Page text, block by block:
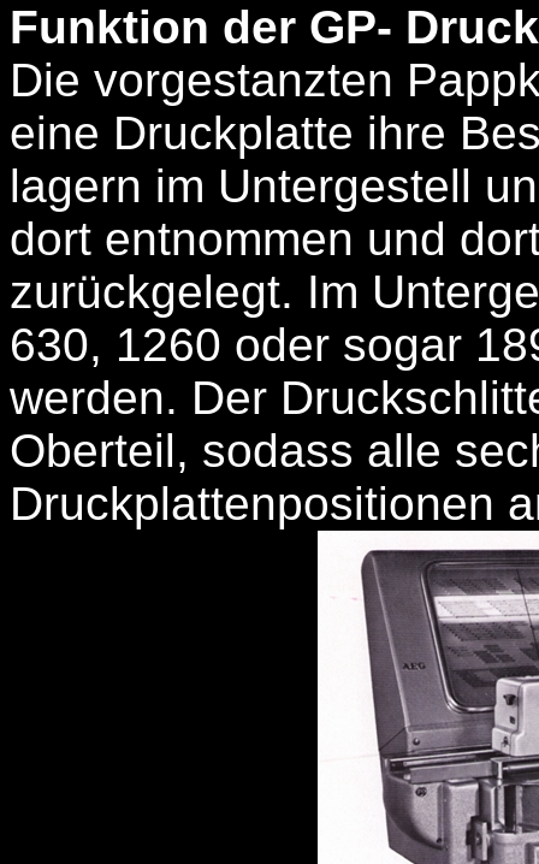
Funktion der GP-
Die vorgestanzten
eine Druckplatte ihre
lagern im Untergestell
dort entnommen und
zurückgelegt. Im
630, 1260 oder sogar
werden. Der
Oberteil, sodass alle
Druckplattenpositionen